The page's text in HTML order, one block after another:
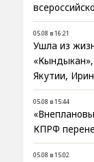
05.08 в 16:21
Ушла из
Якутии,
05.08 в 15:44
КПРФ
05.08 в 15:02